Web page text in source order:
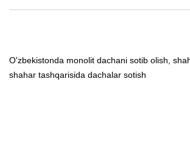
O'zbekistonda monolit dachani sotib olish,
shahar tashqarisida dachalar sotish